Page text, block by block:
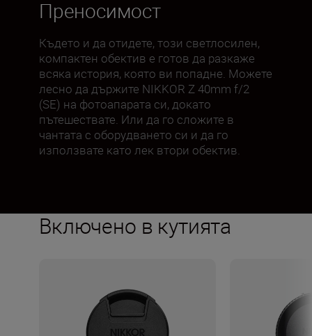
Преносимост
Където и да отидете, този светлосилен,
компактен обектив е готов да разкаже
всяка история, която ви попадне. Можете
лесно да държите NIKKOR Z 40mm f/2
(SE) на фотоапарата си, докато
пътешествате. Или да го сложите в
чантата с оборудването си и да го
използвате като лек втори обектив.
Включено в кутията